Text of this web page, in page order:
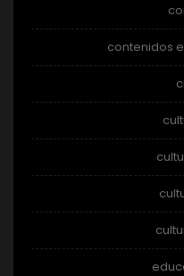
contenidos